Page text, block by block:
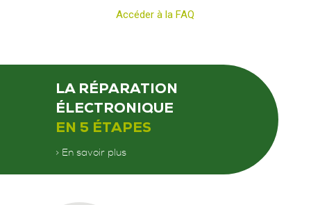
Accéder à la FAQ
LA RÉPARATION
ÉLECTRONIQUE
EN 5 ÉTAPES
> En savoir plus